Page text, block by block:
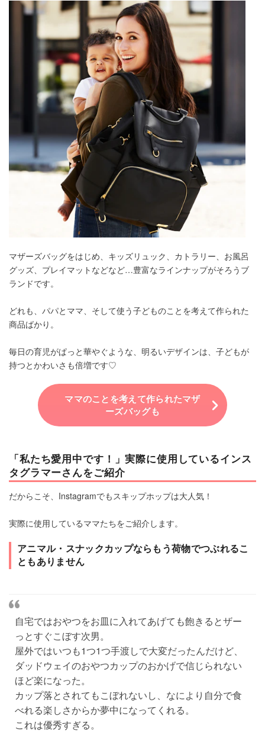
マザーズバッグをはじめ、キッズリュック、カトラリー、お風呂
グッズ、プレイマットなどなど…豊富なラインナップがそろうブ
ランドです。
どれも、パパとママ、そして使う子どものことを考えて作られた
商品ばかり。
毎日の育児がぱっと華やぐような、明るいデザインは、子どもが
持つとかわいさも倍増です♡
ママのことを考えて作られたマザ
ーズバッグも
「私たち愛用中です！」実際に使用しているインス
タグラマーさんをご紹介
だからこそ、Instagramでもスキップホップは大人気！
実際に使用しているママたちをご紹介します。
アニマル・スナックカップならもう荷物でつぶれるこ
ともありません
自宅ではおやつをお皿に入れてあげても飽きるとザー
っとすぐこぼす次男。
屋外ではいつも1つ1つ手渡しで大変だったんだけど、
ダッドウェイのおやつカップのおかげで信じられない
ほど楽になった。
カップ落とされてもこぼれないし、なにより自分で食
べれる楽しさからか夢中になってくれる。
これは優秀すぎる。